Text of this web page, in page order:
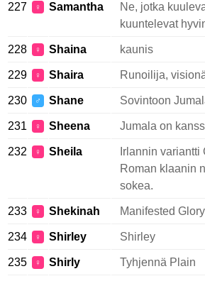
227 ♀ Samantha
Ne, jotka
kuuntelevat
228 ♀ Shaina kaunis
229 ♀ Shaira Runoilija,
230 ♂ Shane Sovintoon
231 ♀ Sheena Jumala on
232 ♀ Sheila
Irlannin
Roman klaanin
sokea.
233 ♀ Shekinah Manifested
234 ♀ Shirley Shirley
235 ♀ Shirly Tyhjennä Plain